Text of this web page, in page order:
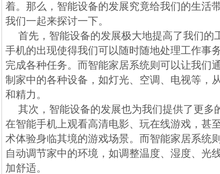
着。那么，智能设备的发展究竟给我们的生活
我们一起来探讨一下。
首先，智能设备的发展极大地提高了我们的
手机的出现使得我们可以随时随地处理工作事
完成各种任务。而智能家居系统则可以让我们
制家中的各种设备，如灯光、空调、电视等，
和精力。
其次，智能设备的发展也为我们提供了更多
在智能手机上观看高清电影、玩在线游戏，甚
术体验身临其境的游戏场景。而智能家居系统
自动调节家中的环境，如调整温度、湿度、光
加舒适。